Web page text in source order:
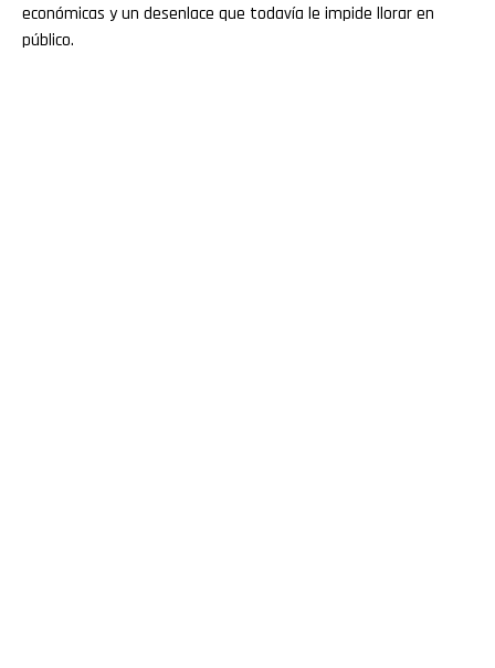
económicas y un desenlace que todavía le impide llorar en
público.